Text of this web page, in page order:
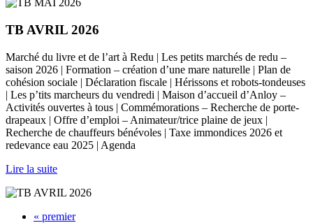
TB AVRIL 2026
Marché du livre et de l’art à Redu | Les petits marchés de redu –
saison 2026 | Formation – création d’une mare naturelle | Plan de
cohésion sociale | Déclaration fiscale | Hérissons et robots-tondeuses
| Les p’tits marcheurs du vendredi | Maison d’accueil d’Anloy –
Activités ouvertes à tous | Commémorations – Recherche de porte-
drapeaux | Offre d’emploi – Animateur/trice plaine de jeux |
Recherche de chauffeurs bénévoles | Taxe immondices 2026 et
redevance eau 2025 | Agenda
Lire la suite
« premier